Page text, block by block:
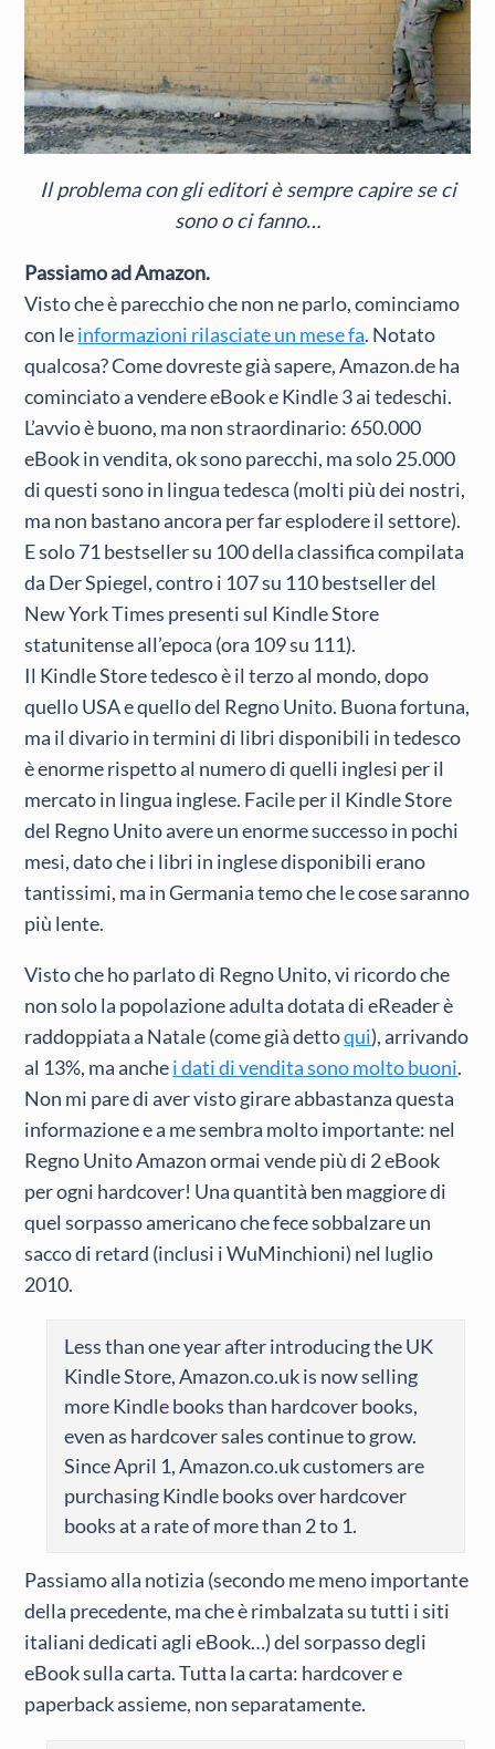
Il problema con gli editori è sempre capire se ci
sono o ci fanno…
Passiamo ad Amazon.
Visto che è parecchio che non ne parlo, cominciamo
con leinformazioni rilasciate un mese fa. Notato
qualcosa? Come dovreste già sapere, Amazon.de ha
cominciato a vendere eBook e Kindle 3 ai tedeschi.
L’avvio è buono, ma non straordinario: 650.000
eBook in vendita, ok sono parecchi, ma solo 25.000
di questi sono in lingua tedesca (molti più dei nostri,
ma non bastano ancora per far esplodere il settore).
E solo 71 bestseller su 100 della classifica compilata
da Der Spiegel, contro i 107 su 110 bestseller del
New York Times presenti sul Kindle Store
statunitense all’epoca (ora 109 su 111).
Il Kindle Store tedesco è il terzo al mondo, dopo
quello USA e quello del Regno Unito. Buona fortuna,
ma il divario in termini di libri disponibili in tedesco
è enorme rispetto al numero di quelli inglesi per il
mercato in lingua inglese. Facile per il Kindle Store
del Regno Unito avere un enorme successo in pochi
mesi, dato che i libri in inglese disponibili erano
tantissimi, ma in Germania temo che le cose saranno
più lente.
Visto che ho parlato di Regno Unito, vi ricordo che
non solo la popolazione adulta dotata di eReader è
raddoppiata a Natale (come già dettoqui), arrivando
al 13%, ma anchei dati di vendita sono molto buoni.
Non mi pare di aver visto girare abbastanza questa
informazione e a me sembra molto importante: nel
Regno Unito Amazon ormai vende più di 2 eBook
per ogni hardcover! Una quantità ben maggiore di
quel sorpasso americano che fece sobbalzare un
sacco di retard (inclusi i WuMinchioni) nel luglio
2010.
Less than one year after introducing the UK
Kindle Store, Amazon.co.uk is now selling
more Kindle books than hardcover books,
even as hardcover sales continue to grow.
Since April 1, Amazon.co.uk customers are
purchasing Kindle books over hardcover
books at a rate of more than 2 to 1.
Passiamo alla notizia (secondo me meno importante
della precedente, ma che è rimbalzata su tutti i siti
italiani dedicati agli eBook…) del sorpasso degli
eBook sulla carta. Tutta la carta: hardcover e
paperback assieme, non separatamente.